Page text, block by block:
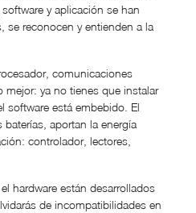
y aplicación se han
se reconocen y entienden a la
comunicaciones
mejor: ya no tienes que instalar
software está embebido. El
aportan la energía
controlador, lectores,
hardware están desarrollados
de incompatibilidades en